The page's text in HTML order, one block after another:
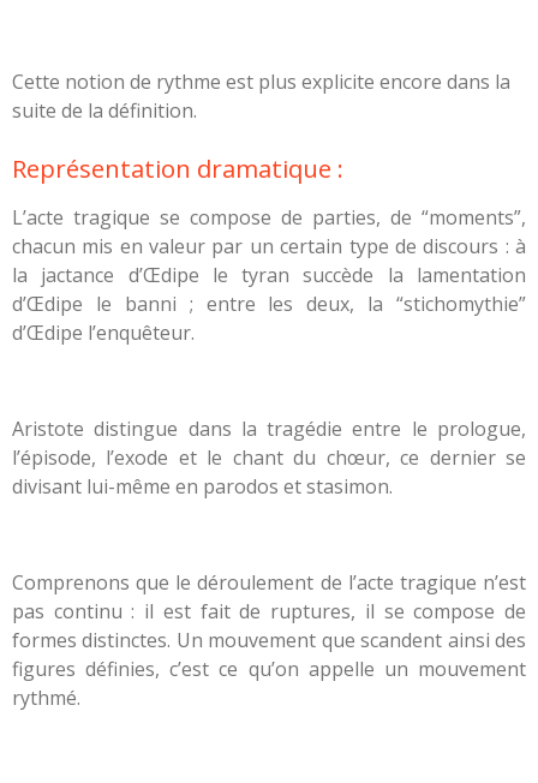
Cette notion de rythme est plus explicite encore dans la
suite de la définition.
Représentation dramatique :
L’acte tragique se compose de parties, de “moments”,
chacun mis en valeur par un certain type de discours : à
la jactance d’Œdipe le tyran succède la lamentation
d’Œdipe le banni ; entre les deux, la “stichomythie”
d’Œdipe l’enquêteur.
Aristote distingue dans la tragédie entre le prologue,
l’épisode, l’exode et le chant du chœur, ce dernier se
divisant lui-même en parodos et stasimon.
Comprenons que le déroulement de l’acte tragique n’est
pas continu : il est fait de ruptures, il se compose de
formes distinctes. Un mouvement que scandent ainsi des
figures définies, c’est ce qu’on appelle un mouvement
rythmé.